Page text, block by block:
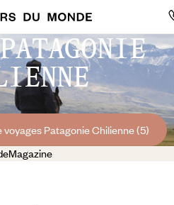
Patagonie Chilienne (5)
Magazine